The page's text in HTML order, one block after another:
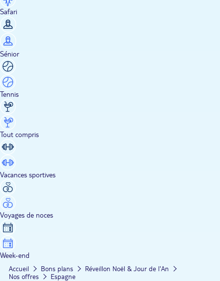
Safari
Sénior
Tennis
Tout compris
Vacances sportives
Voyages de noces
Week-end
Accueil Bons plans
Réveillon Noël & Jour de l'An
Nos offres
Espagne